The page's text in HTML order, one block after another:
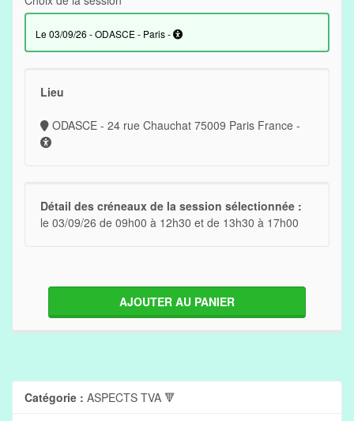
le 03/09/26 - ODASCE - Paris -
Lieu
ODASCE - 24 rue Chauchat 75009 Paris France -
Détail des créneaux de la session sélectionnée :
le 03/09/26 de 09h00 à 12h30 et de 13h30 à 17h00
AJOUTER AU PANIER
Catégorie : ASPECTS TVA 🔻